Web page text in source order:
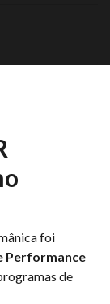
foi
Performance
de